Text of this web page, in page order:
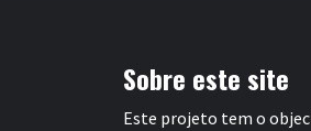
Sobre este site
Este projeto tem o